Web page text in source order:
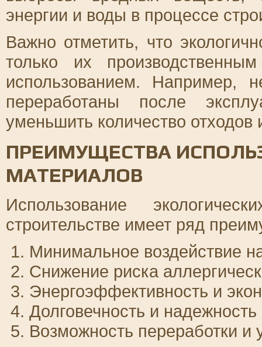
энергии и воды в процессе
Важно отметить, что
только их
использованием. Например,
переработаны после
уменьшить количество отходов
ПРЕИМУЩЕСТВА
МАТЕРИАЛОВ
Использование
строительстве имеет ряд
Минимальное воздействие
Снижение риска
Энергоэффективность и
Долговечность и надежность
Возможность переработки и